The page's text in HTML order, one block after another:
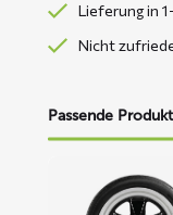
Lieferung in
Nicht
Passende